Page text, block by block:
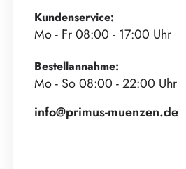
Kundenservice:
Mo - Fr 08:00 - 17:00 Uhr
Bestellannahme:
Mo - So 08:00 - 22:00 Uhr
info@primus-muenzen.de